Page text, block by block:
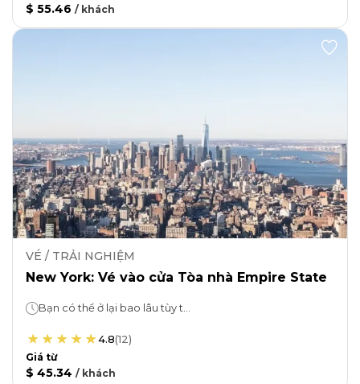
$ 55.46 / khách
VÉ / TRẢI NGHIỆM
New York: Vé vào cửa Tòa nhà Empire State
4.8(12)
Giá từ
$ 45.34 / khách